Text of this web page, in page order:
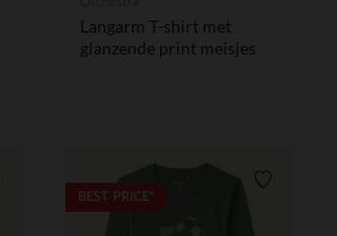
Langarm T-shirt met
glanzende print meisjes
Verlanglijstje.BEST PRICE*